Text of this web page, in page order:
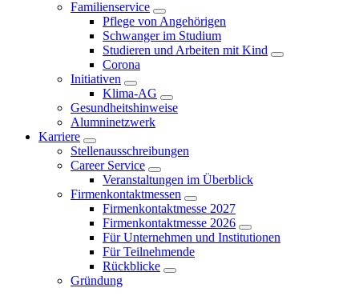
Familienservice
Pflege von Angehörigen
Schwanger im Studium
Studieren und Arbeiten mit Kind
Corona
Initiativen
Klima-AG
Gesundheitshinweise
Alumninetzwerk
Karriere
Stellenausschreibungen
Career Service
Veranstaltungen im Überblick
Firmenkontaktmessen
Firmenkontaktmesse 2027
Firmenkontaktmesse 2026
Für Unternehmen und Institutionen
Für Teilnehmende
Rückblicke
Gründung